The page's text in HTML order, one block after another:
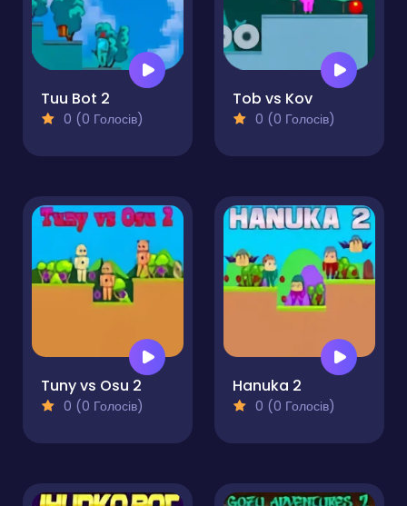
Tuu Bot 2
0 (0 Голосів)
Tob vs Kov
0 (0 Голосів)
Tuny vs Osu 2
0 (0 Голосів)
Hanuka 2
0 (0 Голосів)